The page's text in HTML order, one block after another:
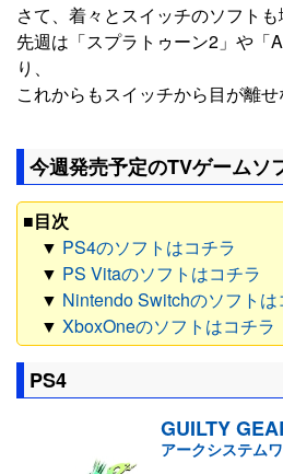
さて、着々とスイッチのソフトも
先週は「スプラトゥーン2」や「
り、
これからもスイッチから目が離せ
今週発売予定のTVゲームソ
■目次
▼ PS4のソフトはコチラ
▼ PS Vitaのソフトはコチラ
▼ Nintendo Switchのソフトは
▼ XboxOneのソフトはコチラ
PS4
GUILTY
アークシステム